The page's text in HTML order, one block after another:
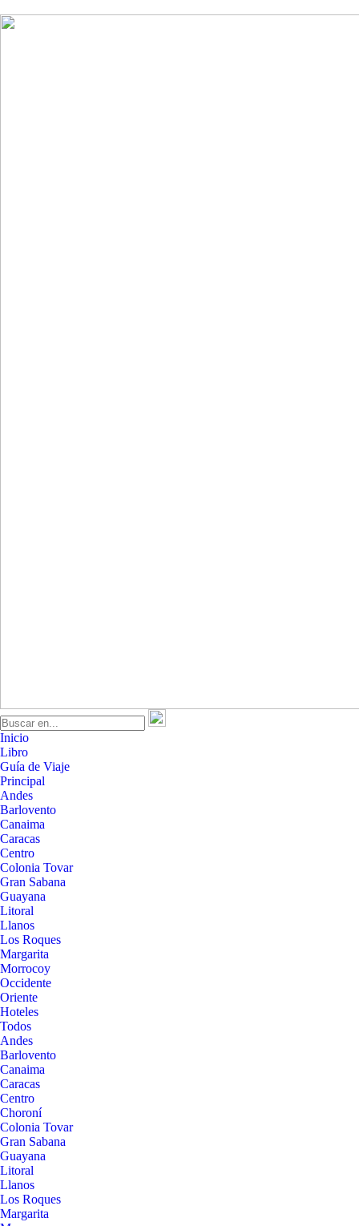
Inicio
Libro
Guía de Viaje
Principal
Andes
Barlovento
Canaima
Caracas
Centro
Colonia Tovar
Gran Sabana
Guayana
Litoral
Llanos
Los Roques
Margarita
Morrocoy
Occidente
Oriente
Hoteles
Todos
Andes
Barlovento
Canaima
Caracas
Centro
Choroní
Colonia Tovar
Gran Sabana
Guayana
Litoral
Llanos
Los Roques
Margarita